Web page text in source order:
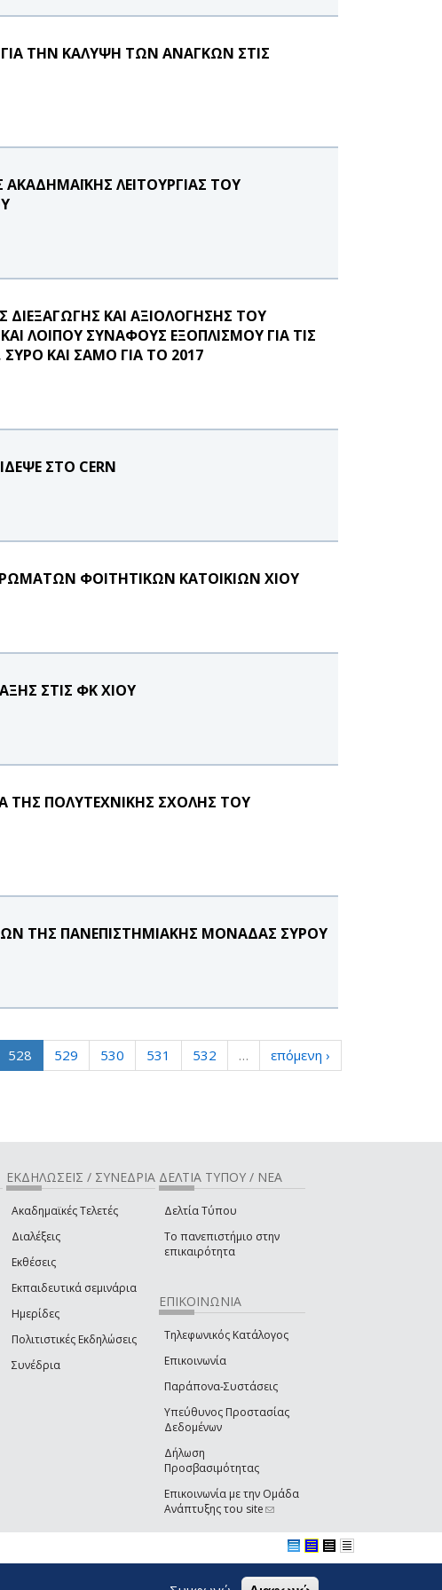
ΤΗΝ ΚΑΛΥΨΗ ΤΩΝ ΑΝΑΓΚΩΝ ΣΤΙΣ
ΛΕΙΤΟΥΡΓΙΑΣ ΤΟΥ
ΔΙΕΞΑΓΩΓΗΣ ΚΑΙ ΑΞΙΟΛΟΓΗΣΗΣ ΤΟΥ
ΛΟΙΠΟΥ ΣΥΝΑΦΟΥΣ ΕΞΟΠΛΙΣΜΟΥ ΓΙΑ ΤΙΣ
ΚΑΙ ΣΑΜΟ ΓΙΑ ΤΟ 2017
ΣΤΟ CERN
ΦΟΙΤΗΤΙΚΩΝ ΚΑΤΟΙΚΙΩΝ ΧΙΟΥ
ΣΤΙΣ ΦΚ ΧΙΟΥ
ΤΗΣ ΠΟΛΥΤΕΧΝΙΚΗΣ ΣΧΟΛΗΣ ΤΟΥ
ΤΗΣ ΠΑΝΕΠΙΣΤΗΜΙΑΚΗΣ ΜΟΝΑΔΑΣ ΣΥΡΟΥ
528 529 530 531 532 …
επόμενη ›
ΕΚΔΗΛΩΣΕΙΣ / ΣΥΝΕΔΡΙΑ
Ακαδημαϊκές Τελετές
Διαλέξεις
Εκθέσεις
Εκπαιδευτικά σεμινάρια
Ημερίδες
Πολιτιστικές Εκδηλώσεις
Συνέδρια
ΔΕΛΤΙΑ ΤΥΠΟΥ / ΝΕΑ
Δελτία Τύπου
Το πανεπιστήμιο στην
επικαιρότητα
ΕΠΙΚΟΙΝΩΝΙΑ
Τηλεφωνικός Κατάλογος
Επικοινωνία
Παράπονα-Συστάσεις
Υπεύθυνος Προστασίας
Δεδομένων
Δήλωση
Προσβασιμότητας
Επικοινωνία με την Ομάδα
Ανάπτυξης του site(link sends e-mail)